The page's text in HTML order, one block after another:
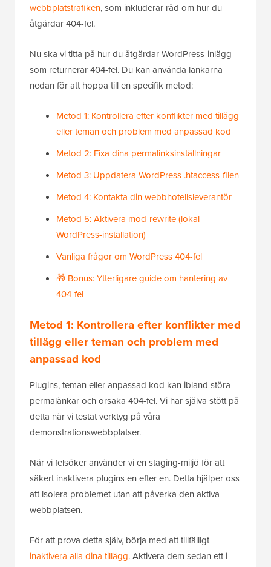
webbplatstrafiken, som inkluderar råd om hur du
åtgärdar 404-fel.
Nu ska vi titta på hur du åtgärdar WordPress-inlägg
som returnerar 404-fel. Du kan använda länkarna
nedan för att hoppa till en specifik metod:
Metod 1: Kontrollera efter konflikter med tillägg
eller teman och problem med anpassad kod
Metod 2: Fixa dina permalinksinställningar
Metod 3: Uppdatera WordPress .htaccess-filen
Metod 4: Kontakta din webbhotellsleverantör
Metod 5: Aktivera mod-rewrite (lokal
WordPress-installation)
Vanliga frågor om WordPress 404-fel
🎁 Bonus: Ytterligare guide om hantering av
404-fel
Metod 1: Kontrollera efter konflikter med
tillägg eller teman och problem med
anpassad kod
Plugins, teman eller anpassad kod kan ibland störa
permalänkar och orsaka 404-fel. Vi har själva stött på
detta när vi testat verktyg på våra
demonstrationswebbplatser.
När vi felsöker använder vi en staging-miljö för att
säkert inaktivera plugins en efter en. Detta hjälper oss
att isolera problemet utan att påverka den aktiva
webbplatsen.
För att prova detta själv, börja med att tillfälligt
inaktivera alla dina tillägg. Aktivera dem sedan ett i